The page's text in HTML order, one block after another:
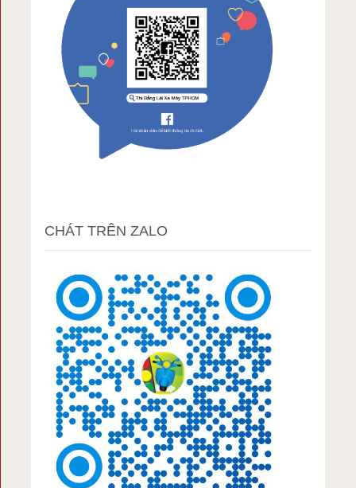
CHÁT TRÊN ZALO